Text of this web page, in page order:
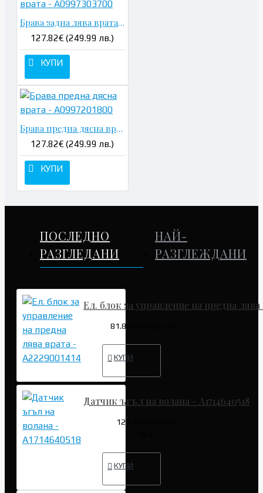
Брава задна лява врата - A0997303700
127.82€ (249.99 лв.)
КУПИ
Брава предна дясна врата - A0997201800
127.82€ (249.99 лв.)
КУПИ
ПОСЛЕДНО
РАЗГЛЕДАНИ
НАЙ-
РАЗГЛЕЖДАНИ
Ел. блок за управление на предна лява
81.81€ (160.01 лв.)
КУПИ
Датчик ъгъл на волана - A1714640518
127.82€ (249.99
КУПИ